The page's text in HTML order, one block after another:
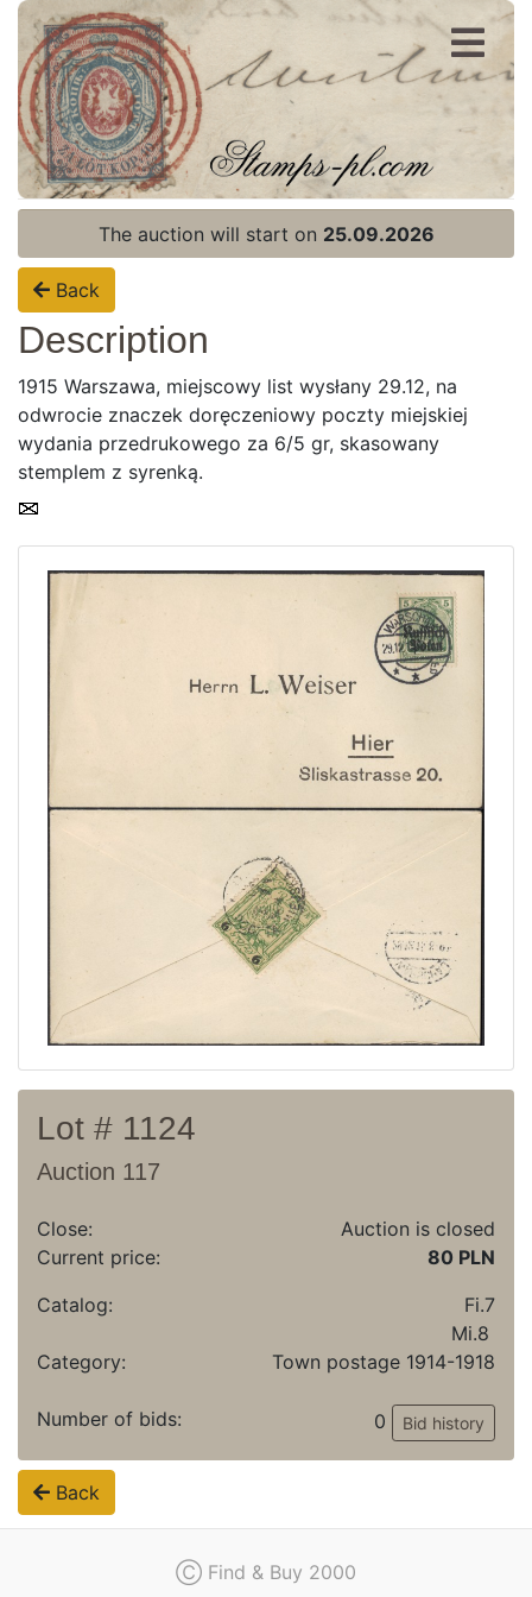
Register
Login
Home page
Current auction
Archive
Contact
The auction will start on 25.09.2026
Back
Description
1915 Warszawa, miejscowy list wysłany 29.12, na
odwrocie znaczek doręczeniowy poczty miejskiej
wydania przedrukowego za 6/5 gr, skasowany
stemplem z syrenką.
Lot # 1124
Auction 117
Close:
Auction is closed
Current price:
80 PLN
Catalog:
Fi.7
Mi.8
Category:
Town postage 1914-1918
Number of bids: 0 Bid history
Back
Ⓒ Find & Buy 2000